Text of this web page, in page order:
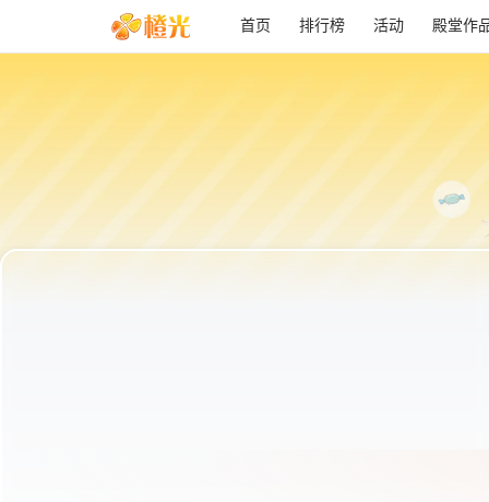
首页 排行榜 活动 殿堂作